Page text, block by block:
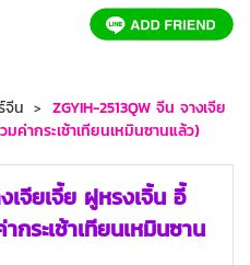
จีน
ZGYIH-2513QW จีน จางเจีย
ค่ากระเช้าเทียนเหมินซานแล้ว)
เจียเจี้ย ฝูหรงเจิ้น อี้
ระเช้าเทียนเหมินซาน